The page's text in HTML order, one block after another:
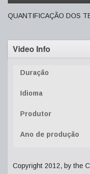
QUANTIFICAÇÃO DOS
Video Info
Duração
Idioma
Produtor
Ano de produção
Copyright 2012, by the